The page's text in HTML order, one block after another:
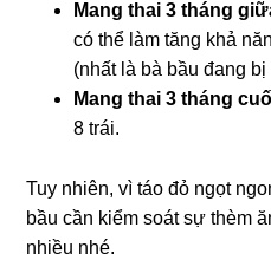
Mang thai 3 tháng
có thể làm tăng khả
(nhất là bà bầu đang
Mang thai 3 tháng
8 trái.
Tuy nhiên, vì táo đỏ ngọt
bầu cần kiểm soát sự thèm
nhiều nhé.